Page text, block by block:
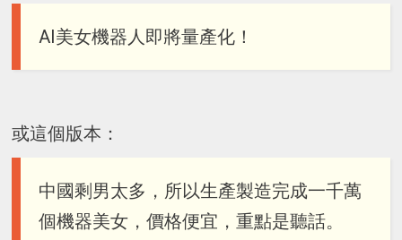
AI美女機器人即將量產化！
或這個版本：
中國剩男太多，所以生產製造完成一千萬
個機器美女，價格便宜，重點是聽話。